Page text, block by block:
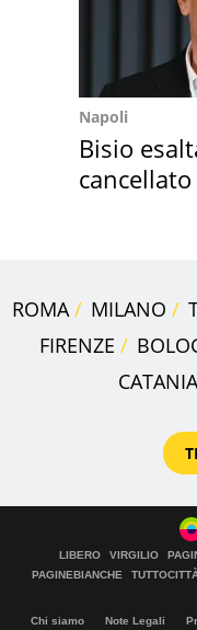
Napoli
Bisio
ROMA MILANO
FIRENZE
CATANIA
LIBERO VIRGILIO
PAGINEBIANCHE
Chi siamo Note Legali